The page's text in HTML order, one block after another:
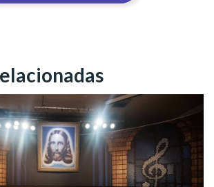
ecumênica. Pois, como define o
Divina é uma “Escola de Educação e
de portas abertas”.
Mandamento de Jesusocorrerá